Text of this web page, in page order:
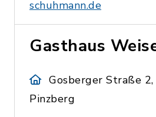
schuhmann.de
Gasthaus
Gosberger Straße
Pinzberg